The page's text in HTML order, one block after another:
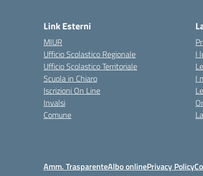
Link Esterni
MIUR
Ufficio Scolastico Regionale
Ufficio Scolastico Territoriale
Scuola in Chiaro
Iscrizioni On Line
Invalsi
Comune
I
I
Amm. TrasparenteAlbo onlinePrivacy Policy